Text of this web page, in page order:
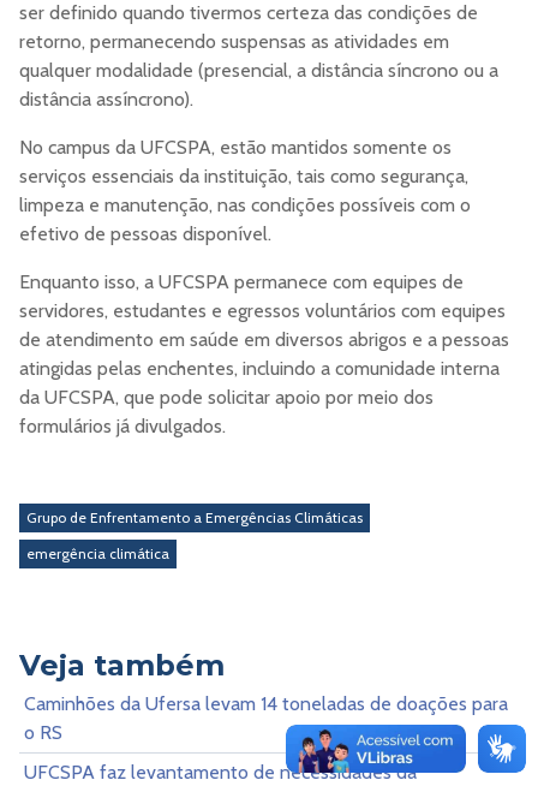
ser definido quando tivermos certeza das condições de
retorno, permanecendo suspensas as atividades em
qualquer modalidade (presencial, a distância síncrono ou a
distância assíncrono).
No campus da UFCSPA, estão mantidos somente os
serviços essenciais da instituição, tais como segurança,
limpeza e manutenção, nas condições possíveis com o
efetivo de pessoas disponível.
Enquanto isso, a UFCSPA permanece com equipes de
servidores, estudantes e egressos voluntários com equipes
de atendimento em saúde em diversos abrigos e a pessoas
atingidas pelas enchentes, incluindo a comunidade interna
da UFCSPA, que pode solicitar apoio por meio dos
formulários já divulgados.
Grupo de Enfrentamento a Emergências Climáticas
emergência climática
Veja também
Caminhões da Ufersa levam 14 toneladas de doações para
o RS
UFCSPA faz levantamento de necessidades da